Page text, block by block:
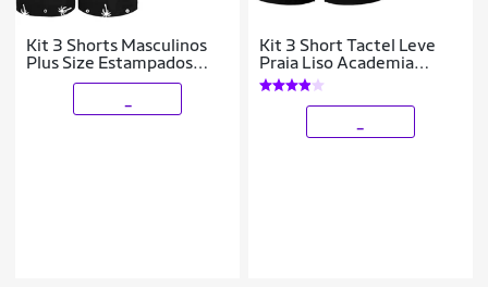
Kit 3 Shorts Masculinos
Plus Size Estampados
Tecido Leve Confortável
Kit 3 Short Tactel Leve
Praia Liso Academia
Bermuda Masculina